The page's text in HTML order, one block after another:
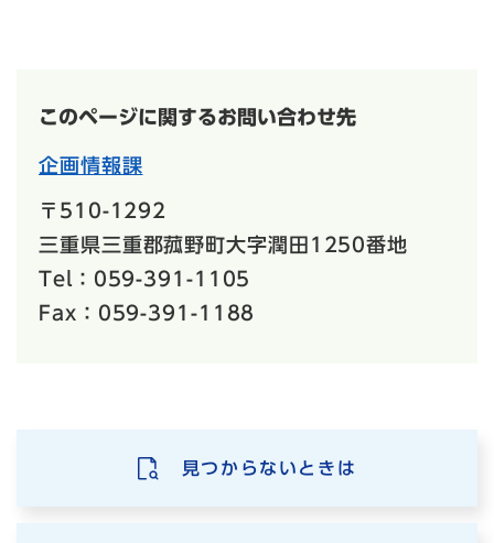
このページに関するお問い合わせ先
企画情報課
〒510-1292
三重県三重郡菰野町大字潤田1250番地
Tel：059-391-1105
Fax：059-391-1188
見つからないときは